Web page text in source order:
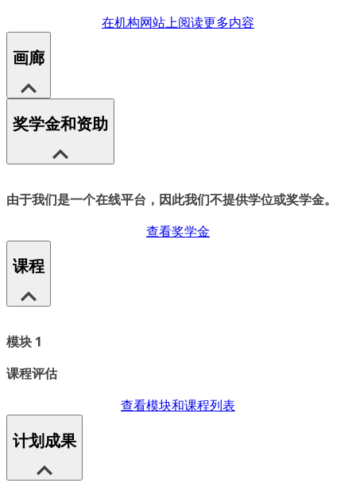
在机构网站上阅读更多内容
画廊
奖学金和资助
由于我们是一个在线平台，因此我们不提供学位或奖学金。
查看奖学金
课程
模块 1
课程评估
查看模块和课程列表
计划成果